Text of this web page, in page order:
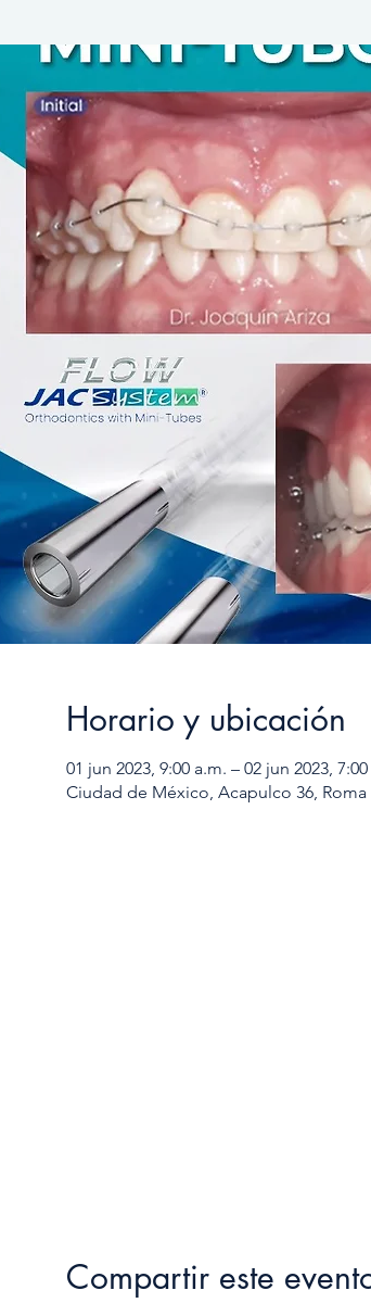
Horario y ubicación
01 jun 2023, 9:00 a.m. – 02 jun 2023,
Ciudad de México, Acapulco 36,
Compartir este